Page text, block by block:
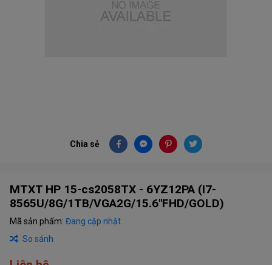
Chia sẻ
MTXT HP 15-cs2058TX - 6YZ12PA (I7-
8565U/8G/1TB/VGA2G/15.6"FHD/GOLD)
Mã sản phẩm: Đang cập nhật
So sánh